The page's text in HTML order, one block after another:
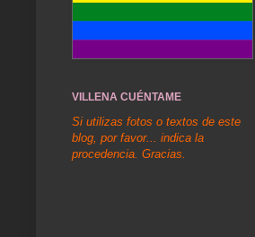
VILLENA CUÉNTAME
Si utilizas fotos o textos de este
blog, por favor... indica la
procedencia. Gracias.